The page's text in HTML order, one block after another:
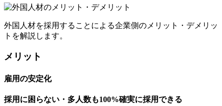
外国人材を採用することによる企業側のメリット・デメリッ
トを解説します。
メリット
雇用の安定化
採用に困らない・多人数も100%確実に採用できる